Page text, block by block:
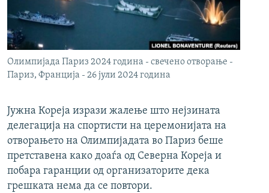
РСЕ веб страници
Олимпијада Париз 2024 година - свечено отворање -
Париз, Франција - 26 јули 2024 година
Јужна Кореја изрази жалење што нејзината
делегација на спортисти на церемонијата на
отворањето на Олимпијадата во Париз беше
претставена како доаѓа од Северна Кореја и
побара гаранции од организаторите дека
грешката нема да се повтори.